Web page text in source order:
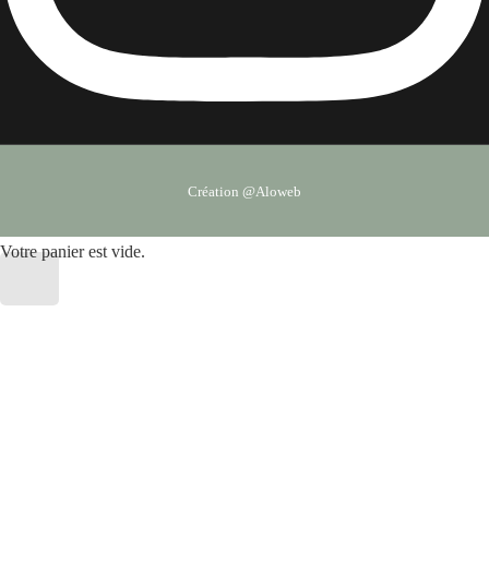
Création @Aloweb
Votre panier est vide.